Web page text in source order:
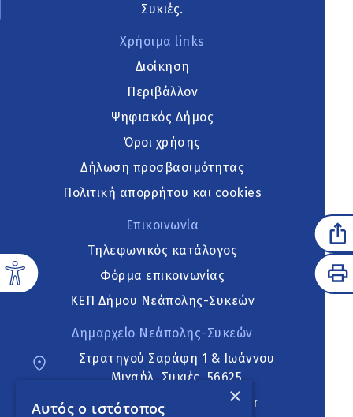
Συκιές.
Χρήσιμα links
Διοίκηση
Περιβάλλον
Ψηφιακός Δήμος
Όροι χρήσης
Δήλωση προσβασιμότητας
Πολιτική απορρήτου και cookies
Επικοινωνία
Τηλεφωνικός κατάλογος
Φόρμα επικοινωνίας
ΚΕΠ Δήμου Νεάπολης-Συκεών
Δημαρχείο Νεάπολης-Συκεών
Στρατηγού Σαράφη 1 & Ιωάννου
Μιχαήλ, Συκιές, 56625
neapoli.sykies@ddt.gov.gr
×
Αυτός ο ιστότοπος